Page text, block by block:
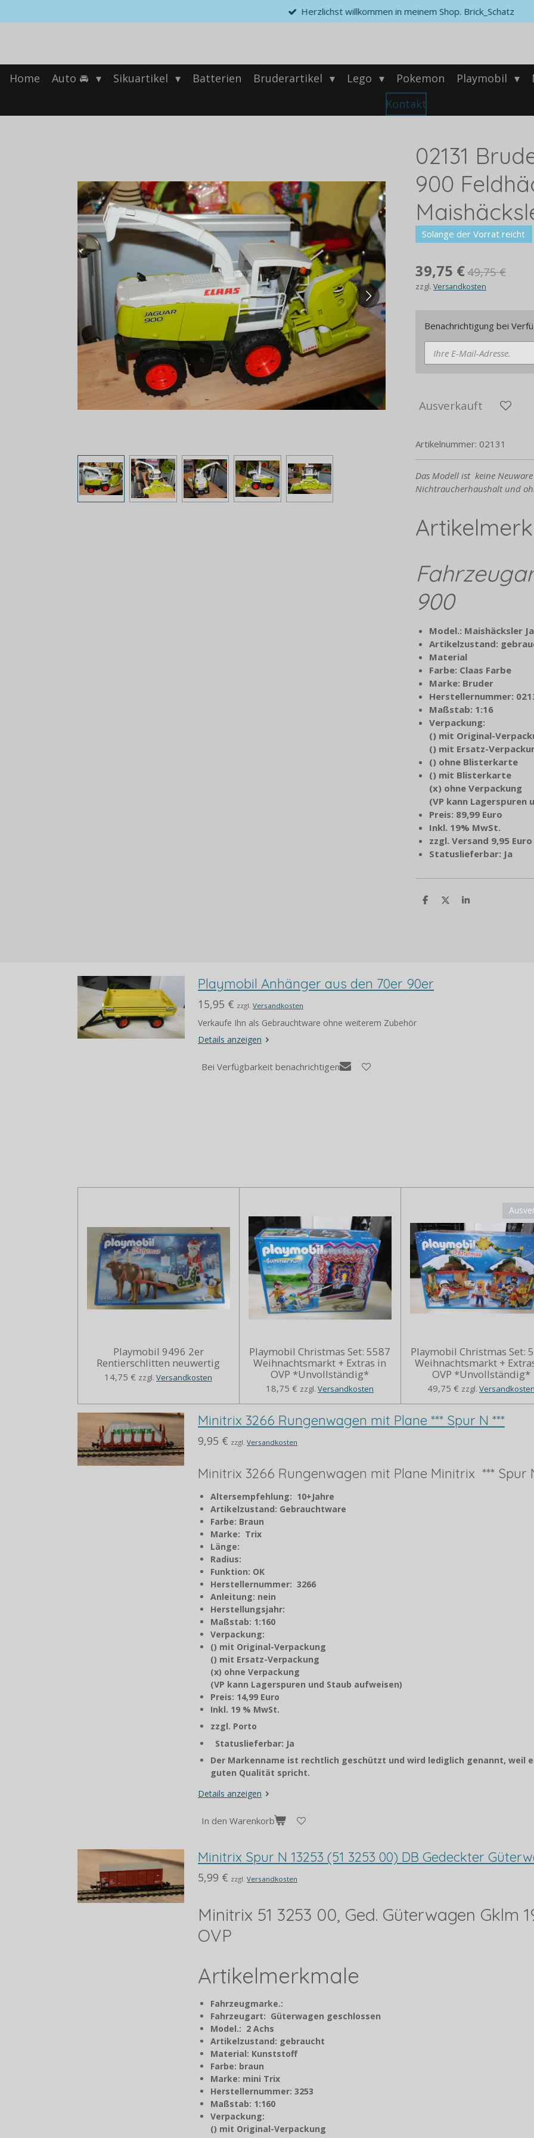
Hauptinhalt
Herzlichst willkommen in meinem Shop. Brick_Schatz
Home Auto 🚘 Sikuartikel Batterien Bruderartikel Lego Pokemon Playmobil
Kontakt
02131
900
Solange der Vorrat reicht
39,75 €49,75 €
zzgl. Versandkosten
Benachrichtigung bei
Ausverkauft
Artikelnummer: 02131
Das Modell ist keine
Nichtraucherhaushalt und
900
Model.: Maishäcksler
Artikelzustand:
Material
Farbe: Claas Farbe
Marke: Bruder
Herstellernummer:
Maßstab: 1:16
Verpackung:
() mit Original-
() mit Ersatz-
() ohne Blisterkarte
() mit Blisterkarte
(x) ohne Verpackung
(VP kann Lagerspuren
Preis: 89,99 Euro
Inkl. 19% MwSt.
zzgl. Versand 9,95 Euro
Statuslieferbar: Ja
T
T
T
Playmobil Anhänger aus den 70er 90er
15,95 € zzgl. Versandkosten
Verkaufe Ihn als Gebrauchtware ohne weiterem Zubehör
Details anzeigen
Bei Verfügbarkeit benachrichtigen
Playmobil 9496 2er
Rentierschlitten neuwertig
14,75 € zzgl. Versandkosten
Playmobil Christmas Set: 5587
Weihnachtsmarkt + Extras in
OVP *Unvollständig*
18,75 € zzgl. Versandkosten
Playmobil Christmas Set:
Weihnachtsmarkt +
OVP *Unvollständig*
49,75 € zzgl. Versandkosten
Minitrix 3266 Rungenwagen mit Plane *** Spur N ***
9,95 € zzgl. Versandkosten
Minitrix 3266 Rungenwagen mit Plane Minitrix *** Spur
Altersempfehlung: 10+Jahre
Artikelzustand: Gebrauchtware
Farbe: Braun
Marke: Trix
Länge:
Radius:
Funktion: OK
Herstellernummer: 3266
Anleitung: nein
Herstellungsjahr:
Maßstab: 1:160
Verpackung:
() mit Original-Verpackung
() mit Ersatz-Verpackung
(x) ohne Verpackung
(VP kann Lagerspuren und Staub aufweisen)
Preis: 14,99 Euro
Inkl. 19 % MwSt.
zzgl. Porto
Statuslieferbar: Ja
Der Markenname ist rechtlich geschützt und wird lediglich genannt, weil
guten Qualität spricht.
Details anzeigen
In den Warenkorb
Minitrix Spur N 13253 (51 3253 00) DB Gedeckter
5,99 € zzgl. Versandkosten
Minitrix 51 3253 00, Ged. Güterwagen Gklm
OVP
Artikelmerkmale
Fahrzeugmarke.:
Fahrzeugart: Güterwagen geschlossen
Model.: 2 Achs
Artikelzustand: gebraucht
Material: Kunststoff
Farbe: braun
Marke: mini Trix
Herstellernummer: 3253
Maßstab: 1:160
Verpackung:
() mit Original-Verpackung